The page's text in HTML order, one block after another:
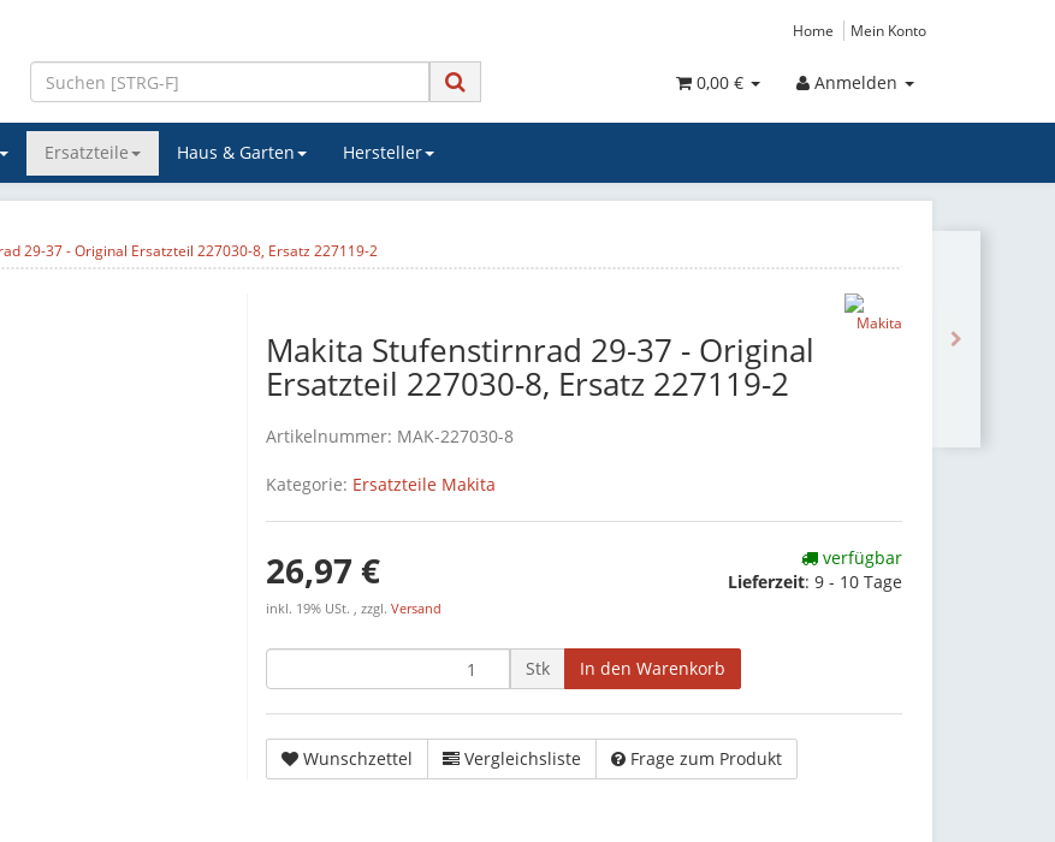
Home Mein Konto
Anmelden
0,00 €
Ersatzteile Haus & Garten Hersteller
29-37 - Original Ersatzteil 227030-8, Ersatz 227119-2
Makita Stufenstirnrad 29-37 - Original
Ersatzteil 227030-8, Ersatz 227119-2
Artikelnummer: MAK-227030-8
Kategorie: Ersatzteile Makita
26,97 €
inkl. 19% USt. , zzgl. Versand
verfügbar
Lieferzeit: 9 - 10 Tage
Stk In den Warenkorb
Wunschzettel Vergleichsliste Frage zum Produkt